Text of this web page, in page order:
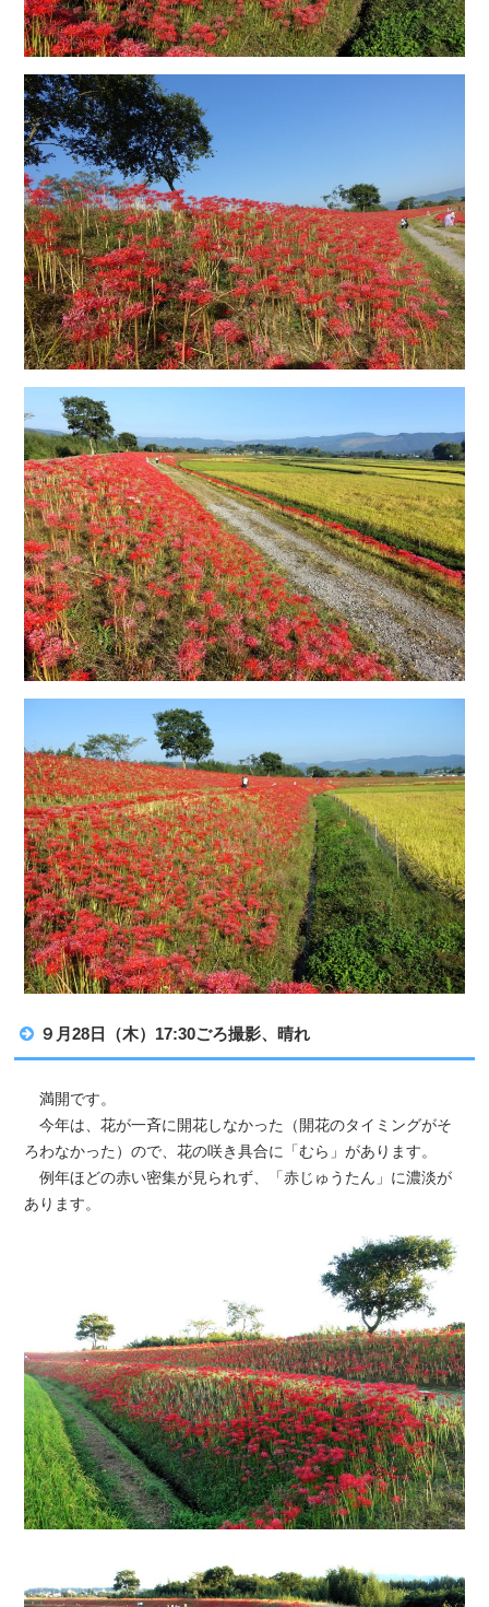
９月28日（木）17:30ごろ撮影、晴れ
満開です。
今年は、花が一斉に開花しなかった（開花のタイミングがそ
ろわなかった）ので、花の咲き具合に「むら」があります。
例年ほどの赤い密集が見られず、「赤じゅうたん」に濃淡が
あります。